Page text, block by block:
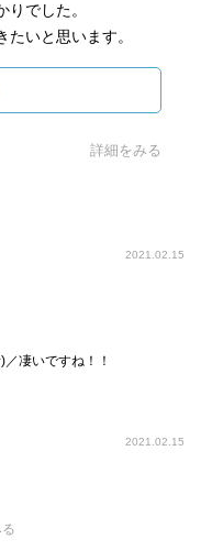
でした。
いと思います。
詳細をみる
2021.02.15
凄いですね！！
2021.02.15